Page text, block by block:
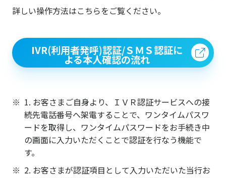
詳しい操作方法はこちらをご覧ください。
IVR(利用者発呼)認証/ＳＭＳ認証に
よる本人確認の流れ
1. お客さまご自身より、ＩＶＲ認証サービスへの接
続先電話番号へ架電することで、ワンタイムパスワ
ードを取得し、ワンタイムパスワードをお手続き中
の画面に入力いただくことで認証を行なう機能で
す。
2. お客さまが認証項目として入力いただいた当行お